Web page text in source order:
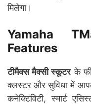
मिलेगा।
Yamaha
Features
टीमैक्स मैक्सी स्कूटरके
क्लस्टर और सुविधा में
कनेक्टिविटी, स्मार्ट